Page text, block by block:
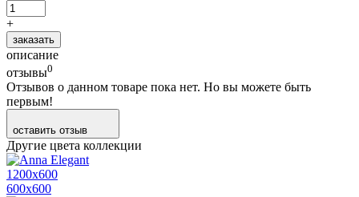
+
заказать
описание
отзывы0
Отзывов о данном товаре пока нет. Но вы можете быть
первым!
оставить отзыв
Другие цвета коллекции
1200х600
600х600